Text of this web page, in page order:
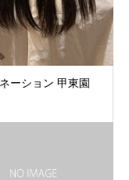
ーション 甲東園